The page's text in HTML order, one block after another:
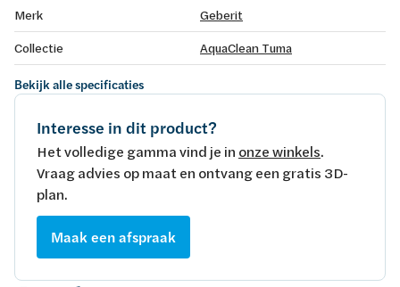
Merk
Geberit
Collectie
AquaClean Tuma
Bekijk alle specificaties
Interesse in dit product?
Het volledige gamma vind je in onze winkels.
Vraag advies op maat en ontvang een gratis 3D-
plan.
Maak een afspraak